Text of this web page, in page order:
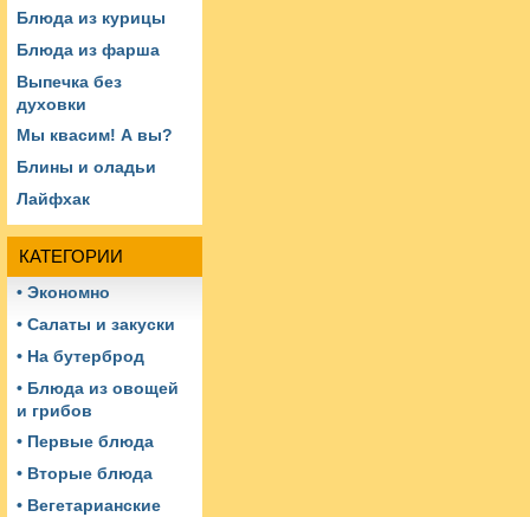
Блюда из курицы
Блюда из фарша
Выпечка без
духовки
Мы квасим! А вы?
Блины и оладьи
Лайфхак
КАТЕГОРИИ
• Экономно
• Салаты и закуски
• На бутерброд
• Блюда из овощей
и грибов
• Первые блюда
• Вторые блюда
• Вегетарианские